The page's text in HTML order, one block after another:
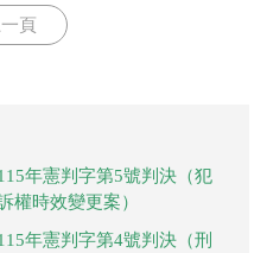
頁
年憲判字第5號判決（犯
權時效變更案）
年憲判字第4號判決（刑